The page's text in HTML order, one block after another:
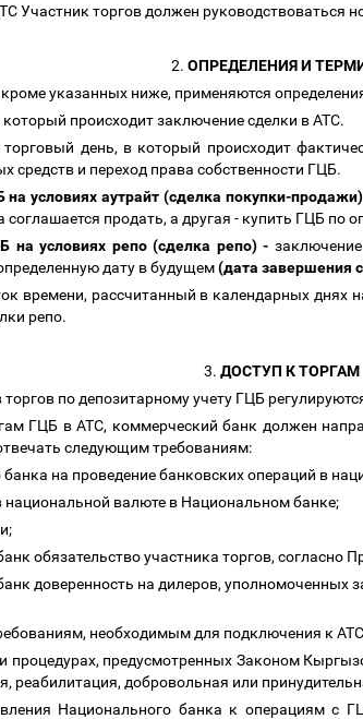
Участник торгов должен руководствоваться
2. ОПРЕДЕЛЕНИЯ И
указанных ниже, применяются
происходит заключение сделки в АТС.
торговый день, в который происходит
средств и переход права собственности ГЦБ.
условиях аутрайт (сделка покупки-продажи)
продать, а другая - купить ГЦБ по
на условиях репо (сделка репо) -
дату в будущем(дата завершения
времени, рассчитанный в календарных днях
репо.
3. ДОСТУП К ТОРГАМ
по депозитарному учету ГЦБ
ГЦБ в АТС, коммерческий банк должен
следующим требованиям:
на проведение банковских операций в
национальной валюте в Национальном банке;
обязательство участника торгов,
доверенность на дилеров,
необходимым для подключения к
процедурах, предусмотренных Законом
реабилитация, добровольная или
Национального банка к операциям с